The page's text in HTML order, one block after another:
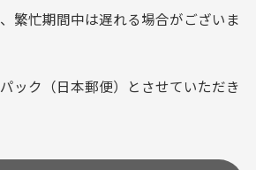
場合がございます。
繁忙期間中は遅れる場合がございま
ック（日本郵便）とさせていただき